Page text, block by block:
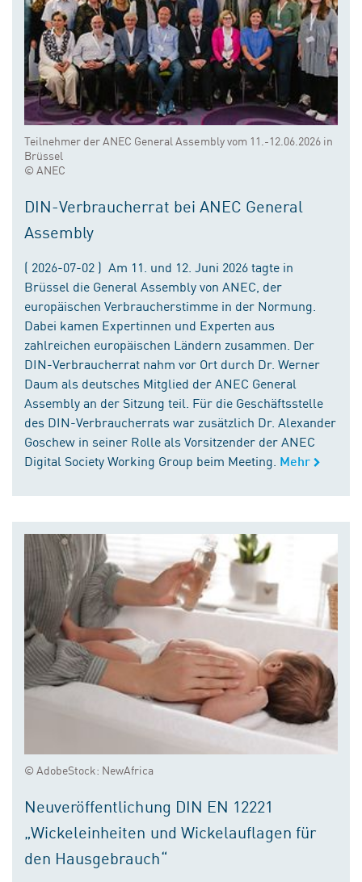
Teilnehmer der ANEC General Assembly vom 11.-12.06.2026 in
Brüssel
© ANEC
DIN-Verbraucherrat bei ANEC General
Assembly
( 2026-07-02 ) Am 11. und 12. Juni 2026 tagte in
Brüssel die General Assembly von ANEC, der
europäischen Verbraucherstimme in der Normung.
Dabei kamen Expertinnen und Experten aus
zahlreichen europäischen Ländern zusammen. Der
DIN-Verbraucherrat nahm vor Ort durch Dr. Werner
Daum als deutsches Mitglied der ANEC General
Assembly an der Sitzung teil. Für die Geschäftsstelle
des DIN-Verbraucherrats war zusätzlich Dr. Alexander
Goschew in seiner Rolle als Vorsitzender der ANEC
Digital Society Working Group beim Meeting. Mehr
© AdobeStock: NewAfrica
Neuveröffentlichung DIN EN 12221
„Wickeleinheiten und Wickelauflagen für
den Hausgebrauch“